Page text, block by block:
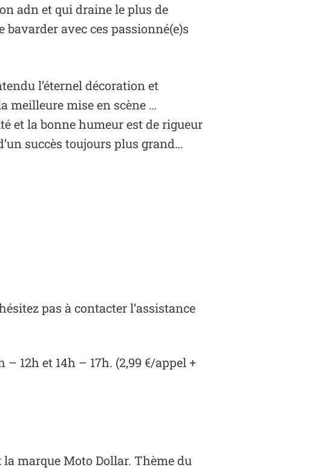
adn et qui draine le plus de
avec ces passionné(e)s
l’éternel décoration et
meilleure mise en scène …
et la bonne humeur est de rigueur
succès toujours plus grand…
pas à contacter l’assistance
12h et 14h – 17h. (2,99 €/appel +
la marque Moto Dollar. Thème du